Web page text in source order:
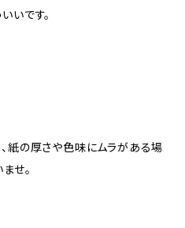
いです。
紙の厚さや色味にムラがある場
せ。